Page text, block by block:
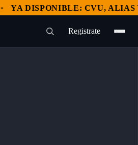
YA DISPONIBLE: CVU, ALIAS Y
Registrate